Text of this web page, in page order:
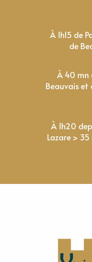
À 1h15 de Paris, 1h de Rouen, 40 mn
de
À 40 mn de l'aéroport de Paris
Beauvais et
À 1h20 depuis la gare Paris Saint-
Lazare >